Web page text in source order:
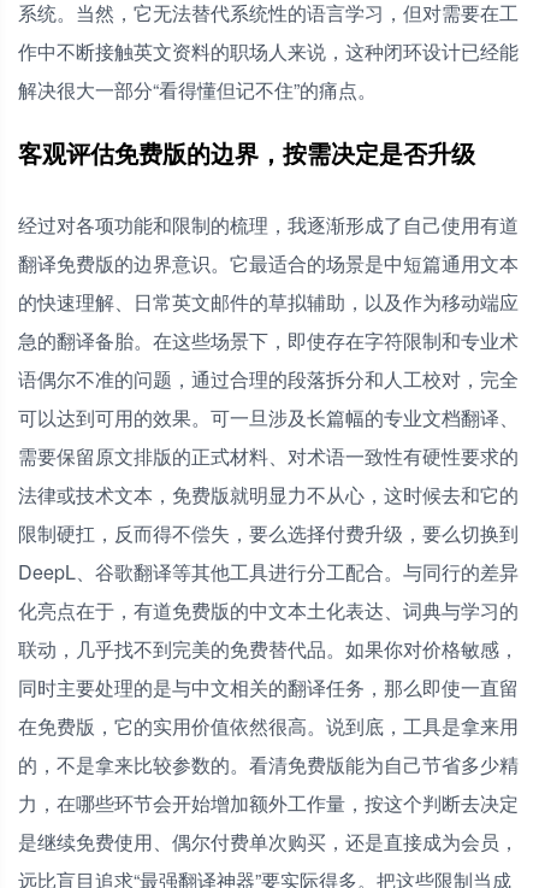
系统。当然，它无法替代系统性的语言学习，但对需要在工
作中不断接触英文资料的职场人来说，这种闭环设计已经能
解决很大一部分“看得懂但记不住”的痛点。
客观评估免费版的边界，按需决定是否升级
经过对各项功能和限制的梳理，我逐渐形成了自己使用有道
翻译免费版的边界意识。它最适合的场景是中短篇通用文本
的快速理解、日常英文邮件的草拟辅助，以及作为移动端应
急的翻译备胎。在这些场景下，即使存在字符限制和专业术
语偶尔不准的问题，通过合理的段落拆分和人工校对，完全
可以达到可用的效果。可一旦涉及长篇幅的专业文档翻译、
需要保留原文排版的正式材料、对术语一致性有硬性要求的
法律或技术文本，免费版就明显力不从心，这时候去和它的
限制硬扛，反而得不偿失，要么选择付费升级，要么切换到
DeepL、谷歌翻译等其他工具进行分工配合。与同行的差异
化亮点在于，有道免费版的中文本土化表达、词典与学习的
联动，几乎找不到完美的免费替代品。如果你对价格敏感，
同时主要处理的是与中文相关的翻译任务，那么即使一直留
在免费版，它的实用价值依然很高。说到底，工具是拿来用
的，不是拿来比较参数的。看清免费版能为自己节省多少精
力，在哪些环节会开始增加额外工作量，按这个判断去决定
是继续免费使用、偶尔付费单次购买，还是直接成为会员，
远比盲目追求“最强翻译神器”要实际得多。把这些限制当成